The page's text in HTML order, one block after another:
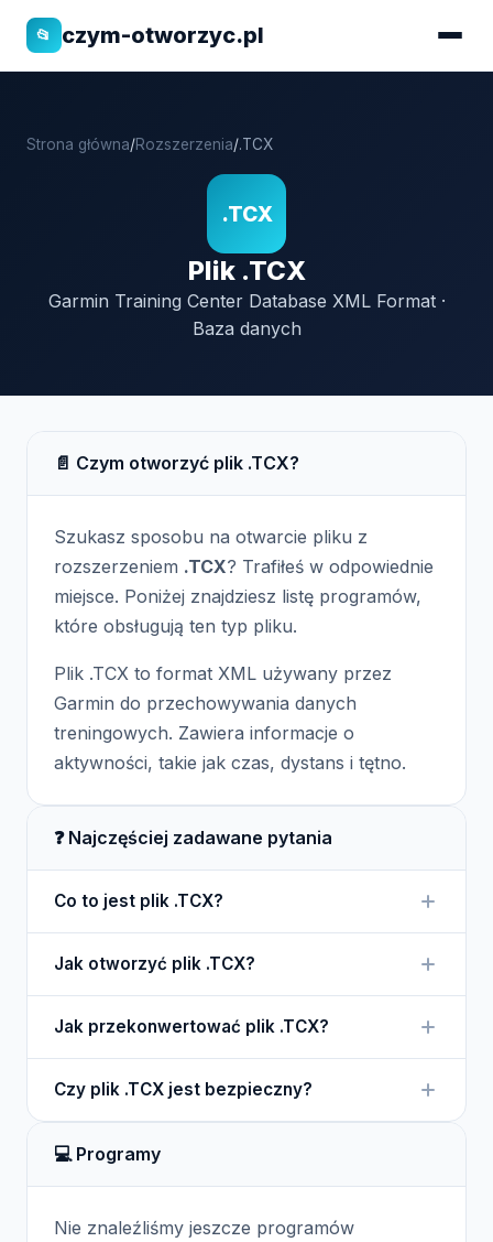
📂 czym-otworzyc.pl
Strona główna/Rozszerzenia/.TCX
.TCX
Plik .TCX
Garmin Training Center Database XML Format ·
Baza danych
📄 Czym otworzyć plik .TCX?
Szukasz sposobu na otwarcie pliku z
rozszerzeniem .TCX? Trafiłeś w odpowiednie
miejsce. Poniżej znajdziesz listę programów,
które obsługują ten typ pliku.
Plik .TCX to format XML używany przez
Garmin do przechowywania danych
treningowych. Zawiera informacje o
aktywności, takie jak czas, dystans i tętno.
❓ Najczęściej zadawane pytania
Co to jest plik .TCX?
używanym przez urządzenia i aplikacje Garmin.
Zawiera szczegóły dotyczące aktywności
fizycznej, w tym parametry zdrowotne.
Jak otworzyć plik .TCX?
Garmin Connect lub innych aplikacji do analizy
danych treningowych, które obsługują ten format.
Jak przekonwertować plik .TCX?
oprogramowanie, które mogą konwertować pliki
.TCX na inne formaty, takie jak .GPX lub .CSV.
Czy plik .TCX jest bezpieczny?
zawierają dane statystyczne i nie zawierają
złośliwego kodu. Mimo to, zawsze warto je
💻 Programy
Nie znaleźliśmy jeszcze programów